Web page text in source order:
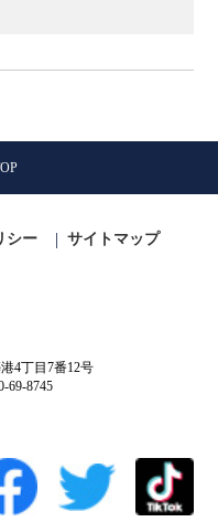
シー
サイトマップ
4丁目7番12号
69-8745